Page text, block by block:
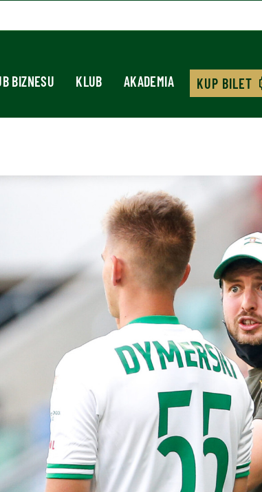
BIZNESU KLUB AKADEMIA KUP BILET